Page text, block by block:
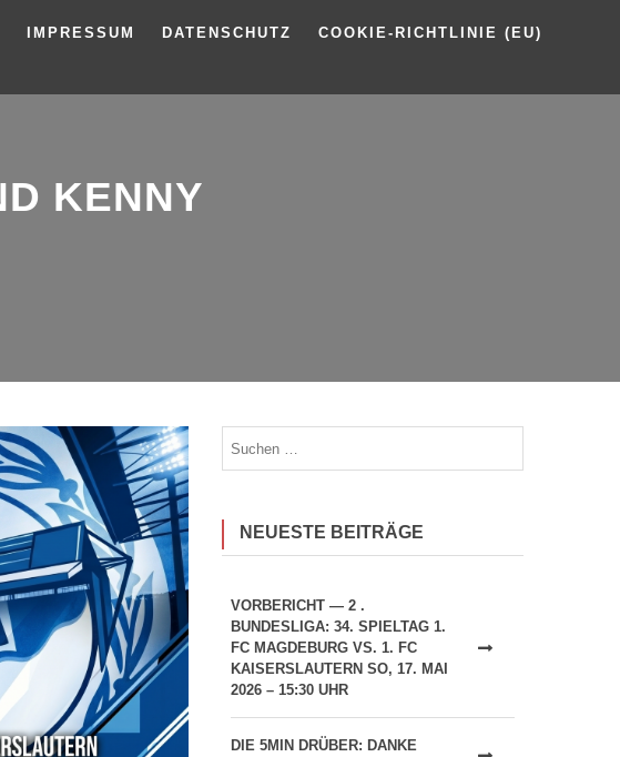
IMPRESSUM DATENSCHUTZ COOKIE-RICHTLINIE (EU)
KENNY
NEUESTE BEITRÄGE
VORBERICHT — 2 .
BUNDESLIGA: 34. SPIELTAG 1.
FC MAGDEBURG VS. 1. FC
KAISERSLAUTERN SO, 17. MAI
2026 – 15:30 UHR
DIE 5MIN DRÜBER: DANKE